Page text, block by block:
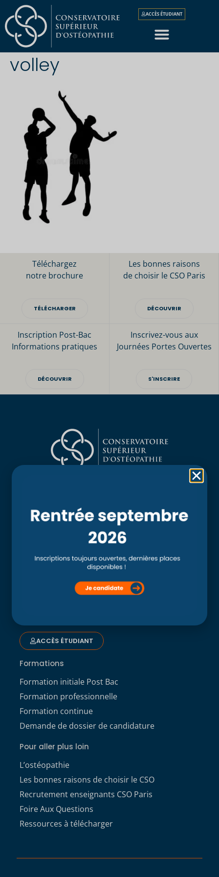
ACCÈS ÉTUDIANT
volley
Téléchargez
notre brochure
TÉLÉCHARGER
Les bonnes raisons
de choisir le CSO Paris
DÉCOUVRIR
Inscription Post-Bac
Informations pratiques
DÉCOUVRIR
Inscrivez-vous aux
Journées Portes Ouvertes
S'INSCRIRE
Rubriques
Recherche
Clinique ostéopathique interne du CSO Paris
Contacts
ACCÈS ÉTUDIANT
Formations
Formation initiale Post Bac
Formation professionnelle
Formation continue
Demande de dossier de candidature
Pour aller plus loin
L’ostéopathie
Les bonnes raisons de choisir le CSO
Recrutement enseignants CSO Paris
Foire Aux Questions
Ressources à télécharger